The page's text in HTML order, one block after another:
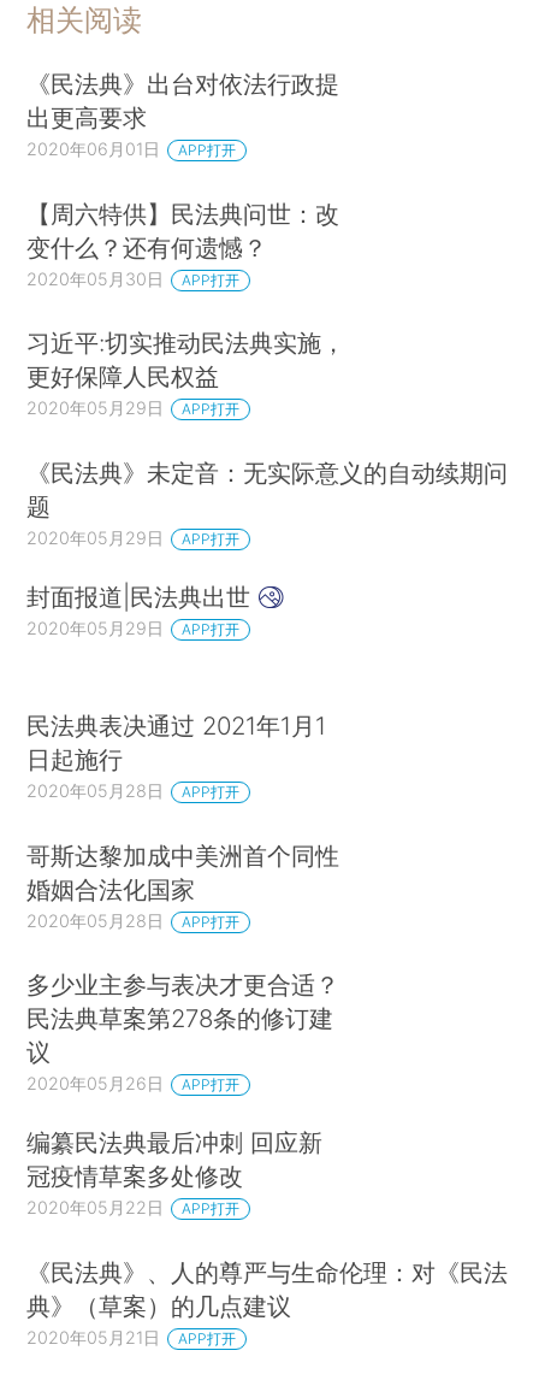
相关阅读
《民法典》出台对依法行政提
出更高要求
2020年06月01日 APP打开
【周六特供】民法典问世：改
变什么？还有何遗憾？
2020年05月30日 APP打开
习近平:切实推动民法典实施，
更好保障人民权益
2020年05月29日 APP打开
《民法典》未定音：无实际意义的自动续期问
题
2020年05月29日 APP打开
封面报道|民法典出世
2020年05月29日 APP打开
民法典表决通过 2021年1月1
日起施行
2020年05月28日 APP打开
哥斯达黎加成中美洲首个同性
婚姻合法化国家
2020年05月28日 APP打开
多少业主参与表决才更合适？
民法典草案第278条的修订建
议
2020年05月26日 APP打开
编纂民法典最后冲刺 回应新
冠疫情草案多处修改
2020年05月22日 APP打开
《民法典》、人的尊严与生命伦理：对《民法
典》（草案）的几点建议
2020年05月21日 APP打开